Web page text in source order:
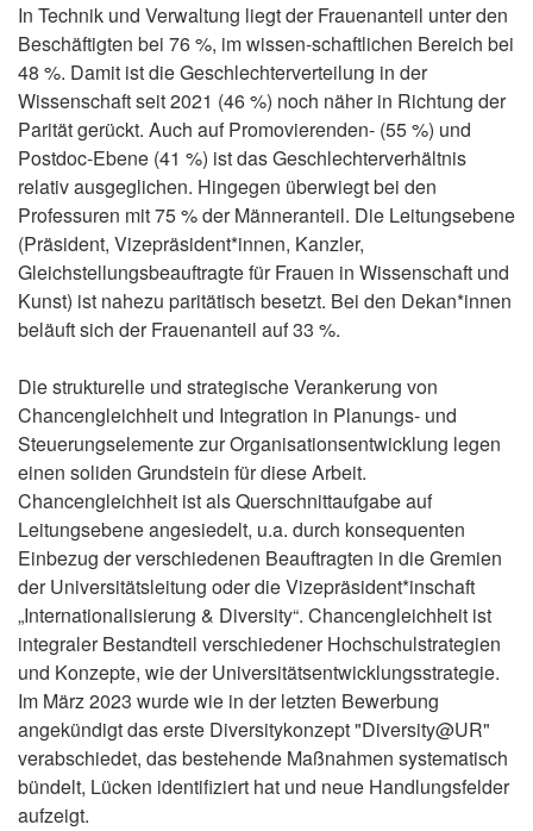
In Technik und Verwaltung liegt der Frauenanteil unter den
Beschäftigten bei 76 %, im wissen-schaftlichen Bereich bei
48 %. Damit ist die Geschlechterverteilung in der
Wissenschaft seit 2021 (46 %) noch näher in Richtung der
Parität gerückt. Auch auf Promovierenden- (55 %) und
Postdoc-Ebene (41 %) ist das Geschlechterverhältnis
relativ ausgeglichen. Hingegen überwiegt bei den
Professuren mit 75 % der Männeranteil. Die Leitungsebene
(Präsident, Vizepräsident*innen, Kanzler,
Gleichstellungsbeauftragte für Frauen in Wissenschaft und
Kunst) ist nahezu paritätisch besetzt. Bei den Dekan*innen
beläuft sich der Frauenanteil auf 33 %.
Die strukturelle und strategische Verankerung von
Chancengleichheit und Integration in Planungs- und
Steuerungselemente zur Organisationsentwicklung legen
einen soliden Grundstein für diese Arbeit.
Chancengleichheit ist als Querschnittaufgabe auf
Leitungsebene angesiedelt, u.a. durch konsequenten
Einbezug der verschiedenen Beauftragten in die Gremien
der Universitätsleitung oder die Vizepräsident*inschaft
„Internationalisierung & Diversity“. Chancengleichheit ist
integraler Bestandteil verschiedener Hochschulstrategien
und Konzepte, wie der Universitätsentwicklungsstrategie.
Im März 2023 wurde wie in der letzten Bewerbung
angekündigt das erste Diversitykonzept "Diversity@UR"
verabschiedet, das bestehende Maßnahmen systematisch
bündelt, Lücken identifiziert hat und neue Handlungsfelder
aufzeigt.